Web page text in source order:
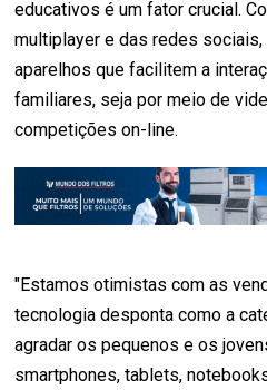
educativos é um fator crucial.
multiplayer e das redes
aparelhos que facilitem a
familiares, seja por meio de
competições on-line.
"Estamos otimistas com as
tecnologia desponta como a
agradar os pequenos e os
smartphones, tablets,